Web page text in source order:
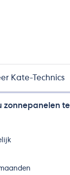
Kate-Technics
zonnepanelen te